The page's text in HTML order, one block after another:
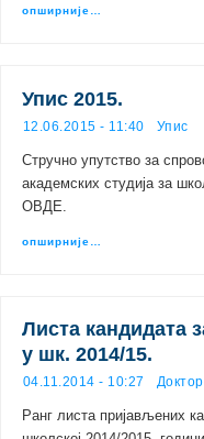
опширније…
Упис 2015.
12.06.2015 - 11:40 Упис
Стручно упутство за
академских студија за
ОВДЕ.
опширније…
Листа кандидата
у шк. 2014/15.
04.11.2014 - 10:27
Ранг листа пријављених